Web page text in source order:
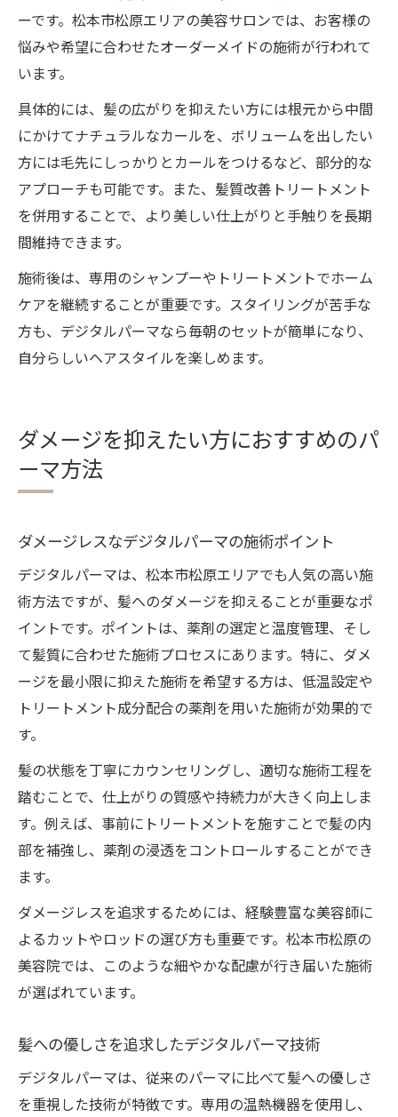
ーです。松本市松原エリアの美容サロンでは、お客様の
悩みや希望に合わせたオーダーメイドの施術が行われて
います。
具体的には、髪の広がりを抑えたい方には根元から中間
にかけてナチュラルなカールを、ボリュームを出したい
方には毛先にしっかりとカールをつけるなど、部分的な
アプローチも可能です。また、髪質改善トリートメント
を併用することで、より美しい仕上がりと手触りを長期
間維持できます。
施術後は、専用のシャンプーやトリートメントでホーム
ケアを継続することが重要です。スタイリングが苦手な
方も、デジタルパーマなら毎朝のセットが簡単になり、
自分らしいヘアスタイルを楽しめます。
ダメージを抑えたい方におすすめのパ
ーマ方法
ダメージレスなデジタルパーマの施術ポイント
デジタルパーマは、松本市松原エリアでも人気の高い施
術方法ですが、髪へのダメージを抑えることが重要なポ
イントです。ポイントは、薬剤の選定と温度管理、そし
て髪質に合わせた施術プロセスにあります。特に、ダメ
ージを最小限に抑えた施術を希望する方は、低温設定や
トリートメント成分配合の薬剤を用いた施術が効果的で
す。
髪の状態を丁寧にカウンセリングし、適切な施術工程を
踏むことで、仕上がりの質感や持続力が大きく向上しま
す。例えば、事前にトリートメントを施すことで髪の内
部を補強し、薬剤の浸透をコントロールすることができ
ます。
ダメージレスを追求するためには、経験豊富な美容師に
よるカットやロッドの選び方も重要です。松本市松原の
美容院では、このような細やかな配慮が行き届いた施術
が選ばれています。
髪への優しさを追求したデジタルパーマ技術
デジタルパーマは、従来のパーマに比べて髪への優しさ
を重視した技術が特徴です。専用の温熱機器を使用し、